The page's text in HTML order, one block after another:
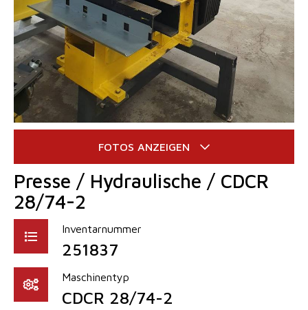
Presse / Hydraulische / CDCR
28/74-2
Inventarnummer
251837
Maschinentyp
CDCR 28/74-2